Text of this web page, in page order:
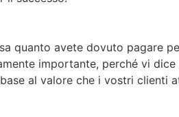
quanto avete dovuto pagare
importante, perché vi
al valore che i vostri